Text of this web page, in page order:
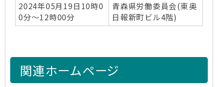
2024年05月19日10時0
0分～12時00分
青森県労働委員会(東奥
日報新町ビル4階)
関連ホームページ